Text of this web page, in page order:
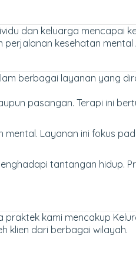
dan keluarga mencapai
kesehatan mental
berbagai layanan yang
pasangan. Terapi ini
Layanan ini fokus
tantangan hidup.
praktek kami mencakup
klien dari berbagai wilayah.